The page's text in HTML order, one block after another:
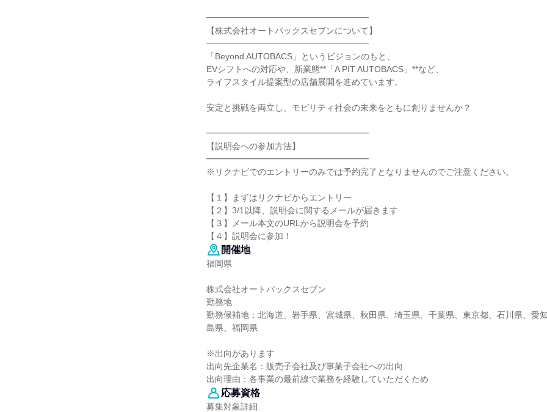
━━━━━━━━━━━━━━━━━━━
【株式会社オートバックスセブンについて】
━━━━━━━━━━━━━━━━━━━
「Beyond AUTOBACS」というビジョンのもと、
EVシフトへの対応や、新業態**「A PIT AUTOBACS」**など、
ライフスタイル提案型の店舗展開を進めています。
安定と挑戦を両立し、モビリティ社会の未来をともに創りませんか？
━━━━━━━━━━━━━━━━━━━
【説明会への参加方法】
━━━━━━━━━━━━━━━━━━━
※リクナビでのエントリーのみでは予約完了となりませんのでご注意ください。
【１】まずはリクナビからエントリー
【２】3/1以降、説明会に関するメールが届きます
【３】メール本文のURLから説明会を予約
【４】説明会に参加！
開催地
福岡県
株式会社オートバックスセブン
勤務地
勤務候補地：北海道、岩手県、宮城県、秋田県、埼玉県、千葉県、東京都、石川県、愛
島県、福岡県
※出向があります
出向先企業名：販売子会社及び事業子会社への出向
出向理由：各事業の最前線で業務を経験していただくため
応募資格
募集対象詳細